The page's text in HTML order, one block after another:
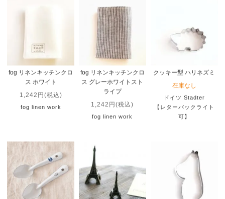
fog リネンキッチンクロ
ス ホワイト
1,242円(税込)
fog linen work
fog リネンキッチンクロ
ス グレーホワイトスト
ライプ
1,242円(税込)
fog linen work
クッキー型 ハリネズミ
在庫なし
ドイツ Stadter
【レターパックライト
可】